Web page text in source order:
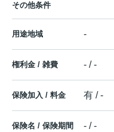
その他条件
用途地域 -
権利金 / 雑費 - / -
保険加入 / 料金 有 / -
保険名 / 保険期間 - / -